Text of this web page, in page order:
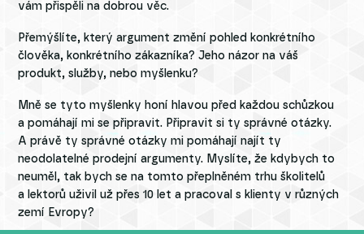
vám přispěli na dobrou věc.
Přemýšlíte, který argument změní pohled konkrétního
člověka, konkrétního zákazníka? Jeho názor na váš
produkt, služby, nebo myšlenku?
Mně se tyto myšlenky honí hlavou před každou schůzkou
a pomáhají mi se připravit. Připravit si ty správné otázky.
A právě ty správné otázky mi pomáhají najít ty
neodolatelné prodejní argumenty. Myslíte, že kdybych to
neuměl, tak bych se na tomto přeplněném trhu školitelů
a lektorů uživil už přes 10 let a pracoval s klienty v různých
zemí Evropy?